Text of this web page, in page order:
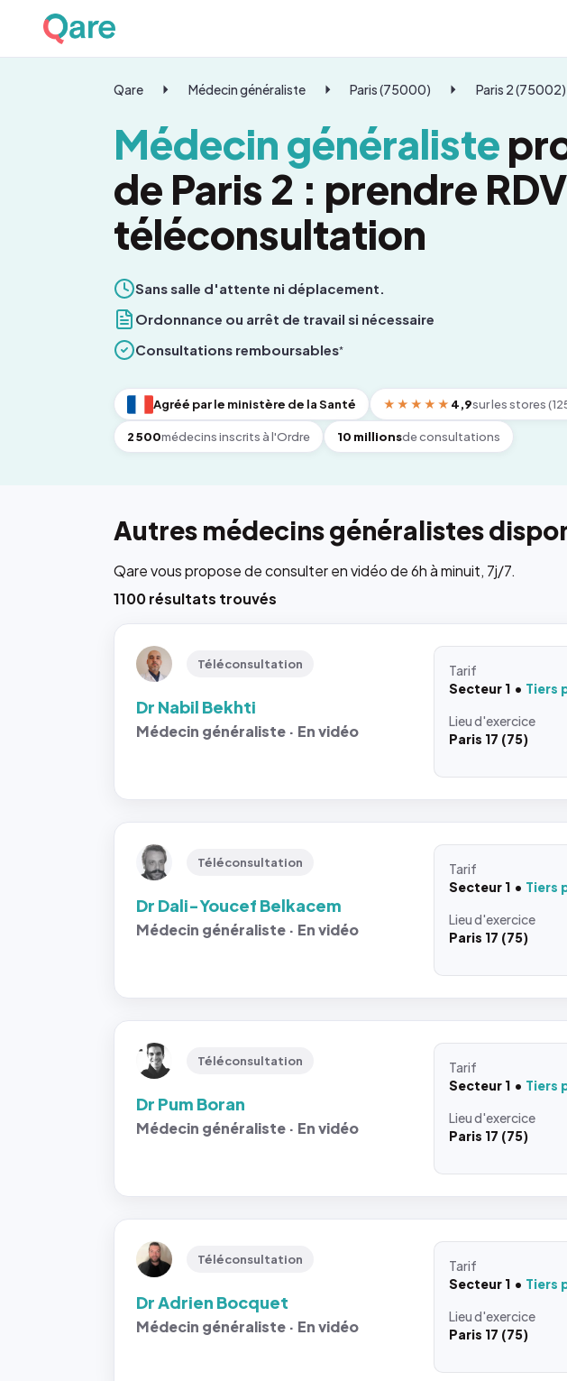
Qare Médecin généraliste Paris (75000) Paris 2 (75002)
Médecin généraliste
de Paris 2 : prendre
téléconsultation
Sans salle d'attente ni déplacement.
Ordonnance ou arrêt de travail si nécessaire
Consultations remboursables*
Agréé par le ministère de la Santé ★★★★★ 4,9sur les stores
2 500médecins inscrits à l'Ordre 10 millionsde consultations
Autres médecins généralistes
Qare vous propose de consulter en vidéo de 6h à minuit, 7j/7.
1100 résultats trouvés
Téléconsultation
Dr Nabil Bekhti
Médecin généraliste · En vidéo
Tarif
Secteur 1
Tiers
Lieud'exercice
Paris 17 (75)
Téléconsultation
Dr Dali-Youcef Belkacem
Médecin généraliste · En vidéo
Tarif
Secteur 1
Tiers
Lieud'exercice
Paris 17 (75)
Téléconsultation
Dr Pum Boran
Médecin généraliste · En vidéo
Tarif
Secteur 1
Tiers
Lieud'exercice
Paris 17 (75)
Téléconsultation
Dr Adrien Bocquet
Médecin généraliste · En vidéo
Tarif
Secteur 1
Tiers
Lieud'exercice
Paris 17 (75)